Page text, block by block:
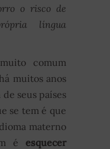
o risco de
língua
comum
muitos anos
de seus países
se tem é que
materno
é esquecer